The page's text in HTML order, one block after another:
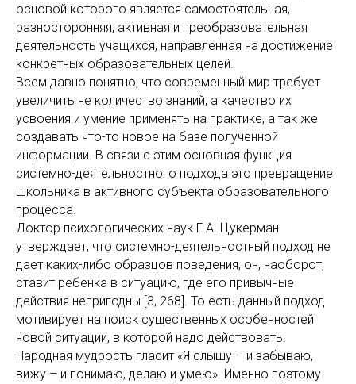
основой которого является самостоятельная,
разносторонняя, активная и преобразовательная
деятельность учащихся, направленная на достижение
конкретных образовательных целей.
Всем давно понятно, что современный мир требует
увеличить не количество знаний, а качество их
усвоения и умение применять на практике, а так же
создавать что-то новое на базе полученной
информации. В связи с этим основная функция
системно-деятельностного подхода это превращение
школьника в активного субъекта образовательного
процесса.
Доктор психологических наук Г А. Цукерман
утверждает, что системно-деятельностный подход не
дает каких-либо образцов поведения, он, наоборот,
ставит ребенка в ситуацию, где его привычные
действия непригодны [3, 268]. То есть данный подход
мотивирует на поиск существенных особенностей
новой ситуации, в которой надо действовать.
Народная мудрость гласит «Я слышу – и забываю,
вижу – и понимаю, делаю и умею». Именно поэтому